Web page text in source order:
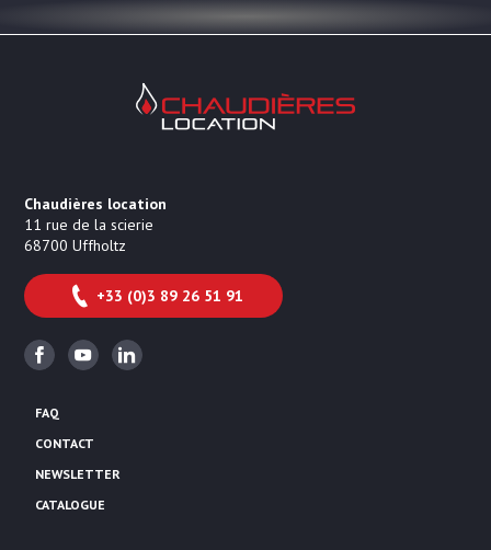
Chaudières Location Location de
Chaudières location
11 rue de la scierie
68700 Uffholtz
+33 (0)3 89 26 51 91
FacebookYoutubeLinkedin
FAQ
CONTACT
NEWSLETTER
CATALOGUE